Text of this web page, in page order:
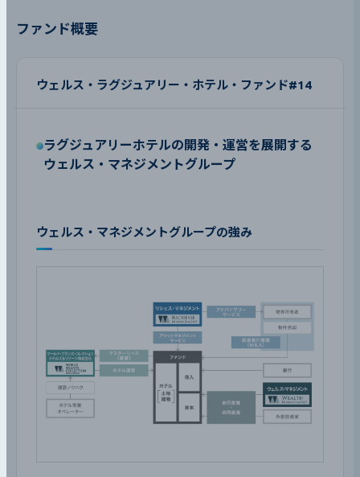
ファンド概要
ウェルス・ラグジュアリー・ホテル・ファンド#14
ラグジュアリーホテルの開発・運営を展開する
ウェルス・マネジメントグループ
ウェルス・マネジメントグループの強み